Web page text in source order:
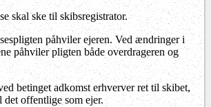
skal ske til skibsregistrator.
påhviler ejeren. Ved ændringer i
påhviler pligten både overdrageren og
betinget adkomst erhverver ret til skibet,
det offentlige som ejer.